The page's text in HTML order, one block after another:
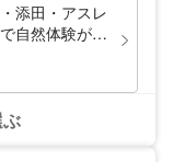
添田・アスレ
自然体験がで